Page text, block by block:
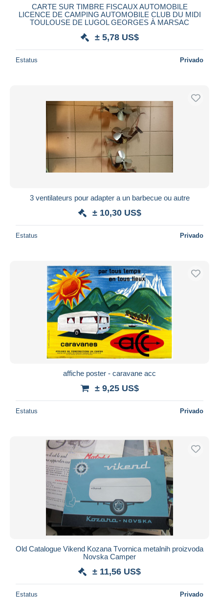
CARTE SUR TIMBRE FISCAUX AUTOMOBILE
LICENCE DE CAMPING AUTOMOBILE CLUB DU MIDI
TOULOUSE DE LUGOL GEORGES À MARSAC
± 5,78 US$
Estatus Privado
3 ventilateurs pour adapter a un barbecue ou autre
± 10,30 US$
Estatus Privado
affiche poster - caravane acc
± 9,25 US$
Estatus Privado
Old Catalogue Vikend Kozana Tvornica metalnih proizvoda
Novska Camper
± 11,56 US$
Estatus Privado